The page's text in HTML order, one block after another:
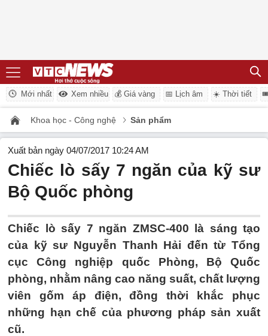
Mới nhất Xem nhiều 💰 Giá vàng 📅 Lịch âm ☀️ Thời tiết
Khoa học - Công nghệ Sản phẩm
Xuất bản ngày 04/07/2017 10:24 AM
Chiếc lò sấy 7 ngăn của kỹ sư
Bộ Quốc phòng
Chiếc lò sấy 7 ngăn ZMSC-400 là sáng tạo
của kỹ sư Nguyễn Thanh Hải đến từ Tổng
cục Công nghiệp quốc Phòng, Bộ Quốc
phòng, nhằm nâng cao năng suất, chất lượng
viên gốm áp điện, đồng thời khắc phục
những hạn chế của phương pháp sản xuất
cũ.